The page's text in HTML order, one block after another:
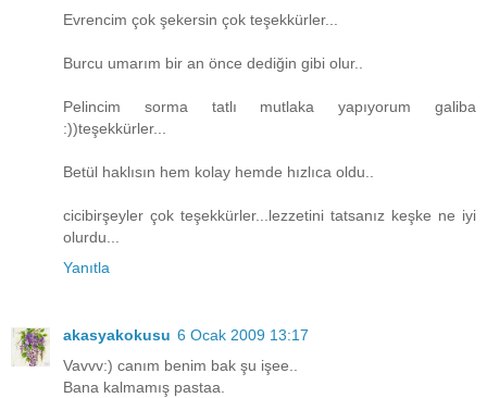
Evrencim çok şekersin çok teşekkürler...
Burcu umarım bir an önce dediğin gibi olur..
Pelincim sorma tatlı mutlaka yapıyorum galiba
:))teşekkürler...
Betül haklısın hem kolay hemde hızlıca oldu..
cicibirşeyler çok teşekkürler...lezzetini tatsanız keşke ne iyi
olurdu...
Yanıtla
akasyakokusu 6 Ocak 2009 13:17
Vavvv:) canım benim bak şu işee..
Bana kalmamış pastaa.